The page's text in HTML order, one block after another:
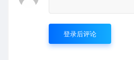
登录后评论